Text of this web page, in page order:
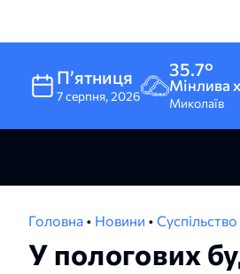
Пʼятниця
7серпня,2026
35.7°
Мінлива
Миколаїв
Головна • Новини • Суспільство
У пологових